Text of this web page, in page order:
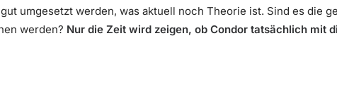
umgesetzt werden, was aktuell noch Theorie ist. Sind es die
werden? Nur die Zeit wird zeigen, ob Condor tatsächlich mit